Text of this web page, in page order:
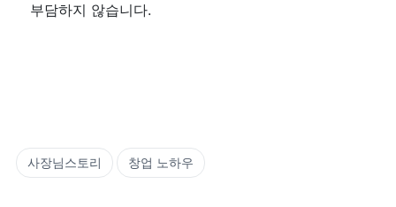
부담하지 않습니다.
사장님스토리 창업 노하우